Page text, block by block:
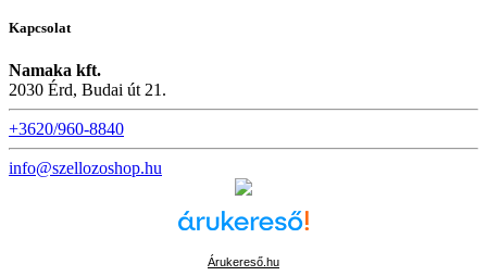
Kapcsolat
Namaka kft.
2030 Érd, Budai út 21.
+3620/960-8840
info@szellozoshop.hu
Árukereső.hu